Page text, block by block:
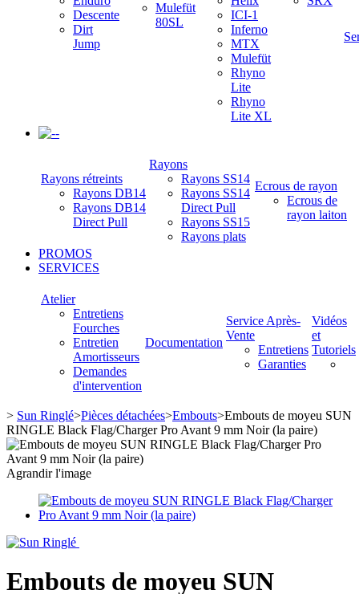
Descente
Dirt
Jump
Mulefüt
80SL
ICI-1
Inferno
MTX
Mulefüt
Rhyno
Lite
Rhyno
Lite XL
-
Rayons rétreints
Rayons DB14
Rayons DB14
Direct Pull
Rayons
Rayons SS14
Rayons SS14
Direct Pull
Rayons SS15
Rayons plats
Ecrous de rayon
Ecrous de
rayon laiton
PROMOS
SERVICES
Atelier
Entretiens
Fourches
Entretien
Amortisseurs
Demandes
d'intervention
Documentation
Service Après-
Vente
Entretiens
Garanties
Vidéos
et
Tutoriels
> Sun Ringlé>Pièces détachées>Embouts>Embouts de moyeu SUN
RINGLE Black Flag/Charger Pro Avant 9 mm Noir (la paire)
Agrandir l'image
Embouts de moyeu SUN